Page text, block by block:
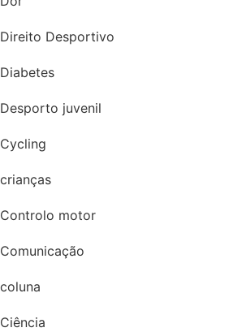
Direito Desportivo
Diabetes
Desporto juvenil
Cycling
crianças
Controlo motor
Comunicação
coluna
Ciência